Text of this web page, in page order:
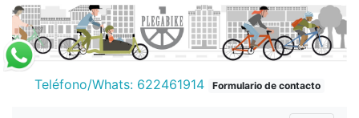
Teléfono/Whats: 622461914 Formulario de contacto